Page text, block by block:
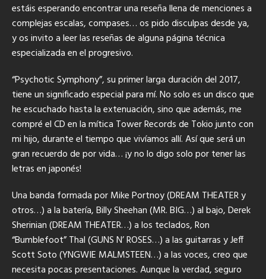
estáis esperando encontrar una reseña llena de menciones a
complejas escalas, compases… os pido disculpas desde ya,
y os invito a leer las reseñas de alguna página técnica
especializada en el progresivo.
“Psychotic Symphony”, su primer larga duración del 2017,
tiene un significado especial para mí. No solo es un disco que
he escuchado hasta la extenuación, sino que además, me
compré el CD en la mítica Tower Records de Tokio junto con
mi hijo, durante el tiempo que vivíamos allí. Así que será un
gran recuerdo de por vida… ¡y no lo digo solo por tener las
letras en japonés!
Una banda formada por Mike Portnoy (DREAM THEATER y
otros…) a la batería, Billy Sheehan (MR. BIG…) al bajo, Derek
Sherinian (DREAM THEATER…) a los teclados, Ron
“Bumblefoot” Thal (GUNS N’ ROSES…) a las guitarras y Jeff
Scott Soto (YNGWIE MALMSTEEN…) a las voces, creo que
necesita pocas presentaciones. Aunque la verdad, seguro